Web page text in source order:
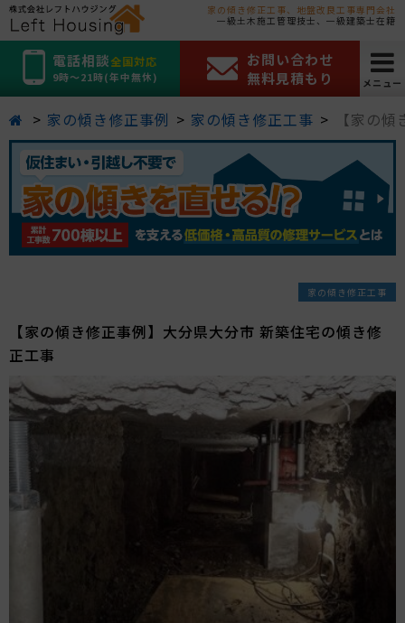
家の傾き修正工事、地盤改良工事専門会社
一級土木施工管理技士、一級建築士在籍
電話相談全国対応
9時～21時(年中無休)
お問い合わせ
無料見積もり
メニュー
家の傾き修正事例 家の傾き修正工事 【家の
家の傾き修正工事
【家の傾き修正事例】大分県大分市 新築住宅の傾き修
正工事